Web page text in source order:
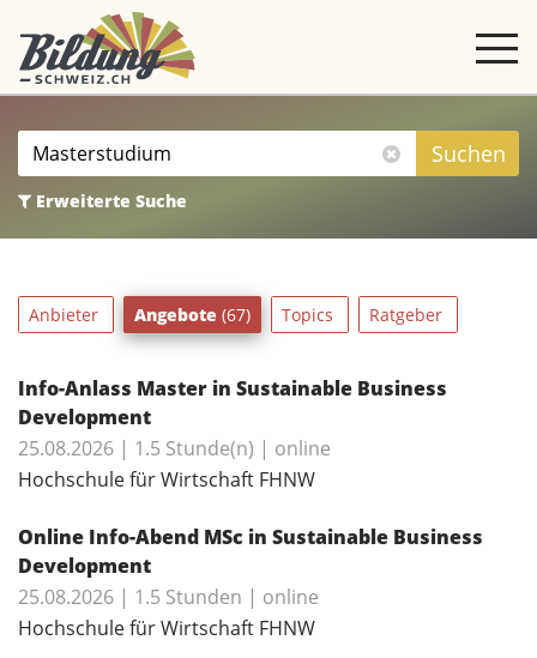
Suchen
Erweiterte Suche
Angebote
filtern
Anbieter Angebote (67) Topics Ratgeber
Info-Anlass Master in Sustainable Business
Development
25.08.2026 | 1.5 Stunde(n) | online
Hochschule für Wirtschaft FHNW
Online Info-Abend MSc in Sustainable Business
Development
25.08.2026 | 1.5 Stunden | online
Hochschule für Wirtschaft FHNW